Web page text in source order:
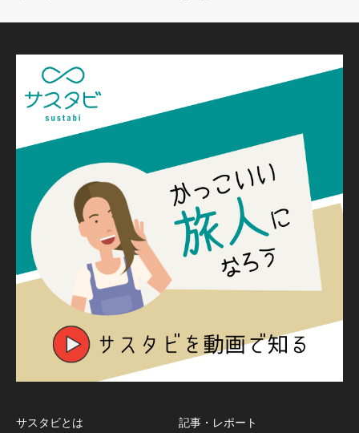
サスタビとは 記事・レポート